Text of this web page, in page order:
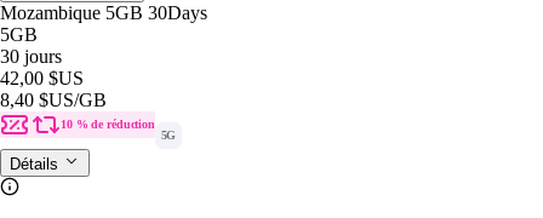
Mozambique 5GB 30Days
5GB
30 jours
42,00 $US
8,40 $US/GB
10 % de réduction
5G
Détails